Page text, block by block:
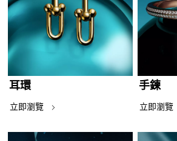
耳環
立即瀏覽
手鍊
立即瀏覽